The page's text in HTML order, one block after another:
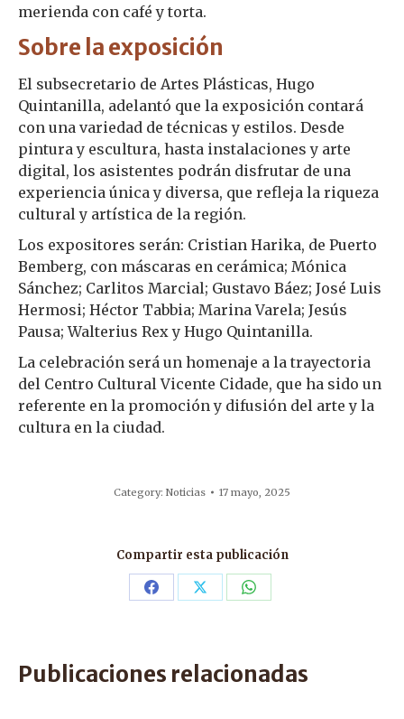
merienda con café y torta.
Sobre la exposición
El subsecretario de Artes Plásticas, Hugo
Quintanilla, adelantó que la exposición contará
con una variedad de técnicas y estilos. Desde
pintura y escultura, hasta instalaciones y arte
digital, los asistentes podrán disfrutar de una
experiencia única y diversa, que refleja la riqueza
cultural y artística de la región.
Los expositores serán: Cristian Harika, de Puerto
Bemberg, con máscaras en cerámica; Mónica
Sánchez; Carlitos Marcial; Gustavo Báez; José Luis
Hermosi; Héctor Tabbia; Marina Varela; Jesús
Pausa; Walterius Rex y Hugo Quintanilla.
La celebración será un homenaje a la trayectoria
del Centro Cultural Vicente Cidade, que ha sido un
referente en la promoción y difusión del arte y la
cultura en la ciudad.
Category: Noticias 17 mayo, 2025
Compartir esta publicación
Share Share Share
Publicaciones relacionadas